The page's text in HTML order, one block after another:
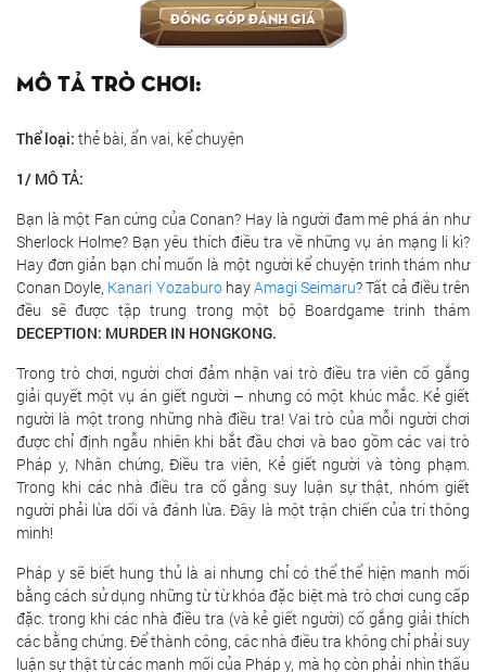
Đóng góp đánh giá
Mô tả trò chơi:
Thể loại: thẻ bài, ẩn vai, kể chuyện
1/ MÔ TẢ:
Bạn là một Fan cứng của Conan? Hay là người đam mê phá án như
Sherlock Holme? Bạn yêu thích điều tra về những vụ án mạng li kì?
Hay đơn giản bạn chỉ muốn là một người kể chuyện trinh thám như
Conan Doyle, Kanari YozaburohayAmagi Seimaru? Tất cả điều trên
đều sẽ được tập trung trong một bộ Boardgame trinh thám
DECEPTION: MURDER IN HONGKONG.
Trong trò chơi, người chơi đảm nhận vai trò điều tra viên cố gắng
giải quyết một vụ án giết người – nhưng có một khúc mắc. Kẻ giết
người là một trong những nhà điều tra! Vai trò của mỗi người chơi
được chỉ định ngẫu nhiên khi bắt đầu chơi và bao gồm các vai trò
Pháp y, Nhân chứng, Điều tra viên, Kẻ giết người và tòng phạm.
Trong khi các nhà điều tra cố gắng suy luận sự thật, nhóm giết
người phải lừa dối và đánh lừa. Đây là một trận chiến của trí thông
minh!
Pháp y sẽ biết hung thủ là ai nhưng chỉ có thể thể hiện manh mối
bằng cách sử dụng những từ từ khóa đặc biệt mà trò chơi cung cấp
đặc. trong khi các nhà điều tra (và kẻ giết người) cố gắng giải thích
các bằng chứng. Để thành công, các nhà điều tra không chỉ phải suy
luận sự thật từ các manh mối của Pháp y, mà họ còn phải nhìn thấu